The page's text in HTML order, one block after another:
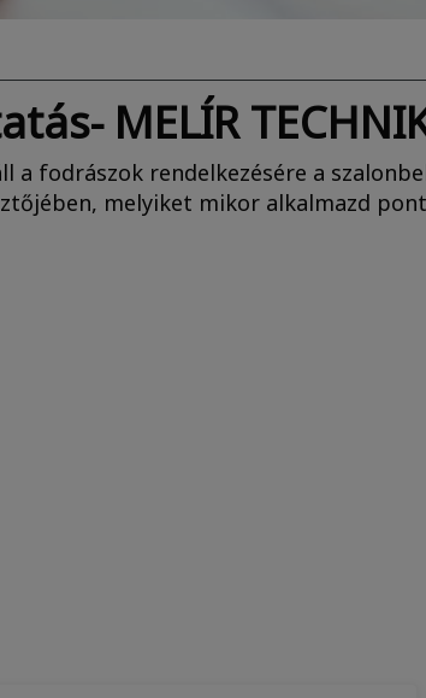
MELÍR
a fodrászok rendelkezésére a
melyiket mikor alkalmazd